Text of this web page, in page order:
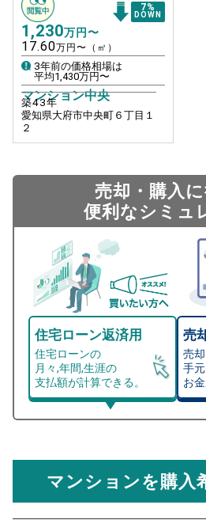
7%
DOWN
1,230万円〜
17.60万円〜（㎡）
3年前の価格相場は
平均1,430万円〜
マンション中央
築43年
愛知県大府市中央町６丁目１
２
売却・購入
便利なシミュ
住宅ローン返済用
住宅ローンの
月々,年間,生涯の
支払額が計算できる。
売
売
手
お
総支払額シミュ
マンション売却シ
マンションを購入